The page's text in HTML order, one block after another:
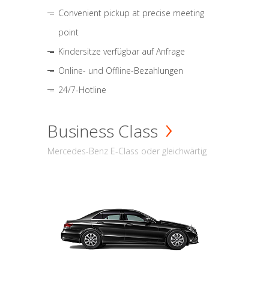
Convenient pickup at precise meeting
point
Kindersitze verfügbar auf Anfrage
Online- und Offline-Bezahlungen
24/7-Hotline
Business Class
Mercedes-Benz E-Class oder gleichwärtig